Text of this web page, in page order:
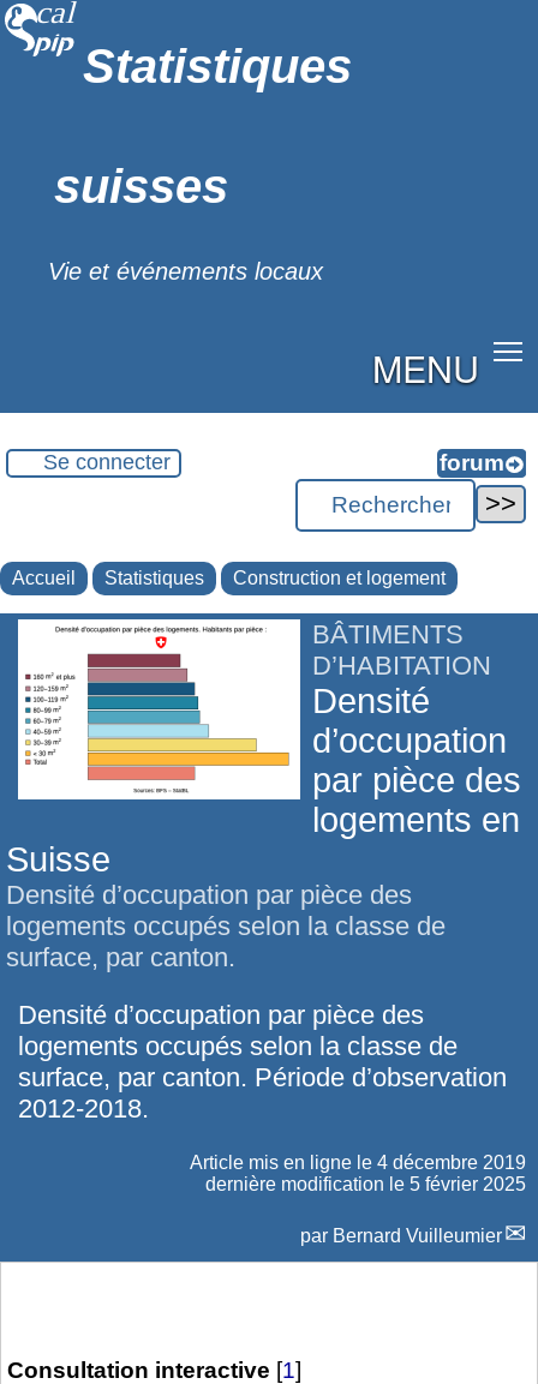
Statistiques
suisses
Vie et événements locaux
MENU
Se connecter
Accueil Statistiques Construction et logement
BÂTIMENTS
D’HABITATION
Densité
d’occupation
par pièce des
logements en
Suisse
Densité d’occupation par pièce des
logements occupés selon la classe de
surface, par canton.
Densité d’occupation par pièce des
logements occupés selon la classe de
surface, par canton. Période d’observation
2012-2018.
Article mis en ligne le 4 décembre 2019
dernière modification le 5 février 2025
par Bernard Vuilleumier
Consultation interactive [1]